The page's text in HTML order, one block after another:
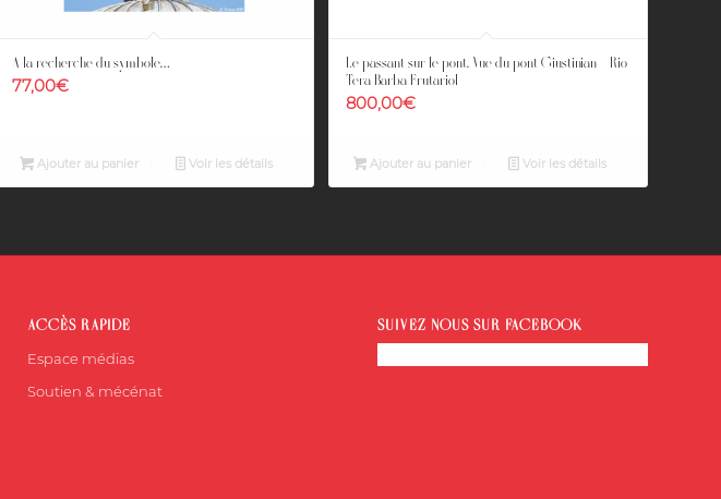
A la recherche du symbole…
77,00€
Ajouter au panier Voir les détails
Le passant sur le pont. Vue du pont Giustinian – Rio
Tera Barba Frutariol
800,00€
Ajouter au panier Voir les détails
ACCÈS RAPIDE
Espace médias
Soutien & mécénat
SUIVEZ-NOUS SUR FACEBOOK